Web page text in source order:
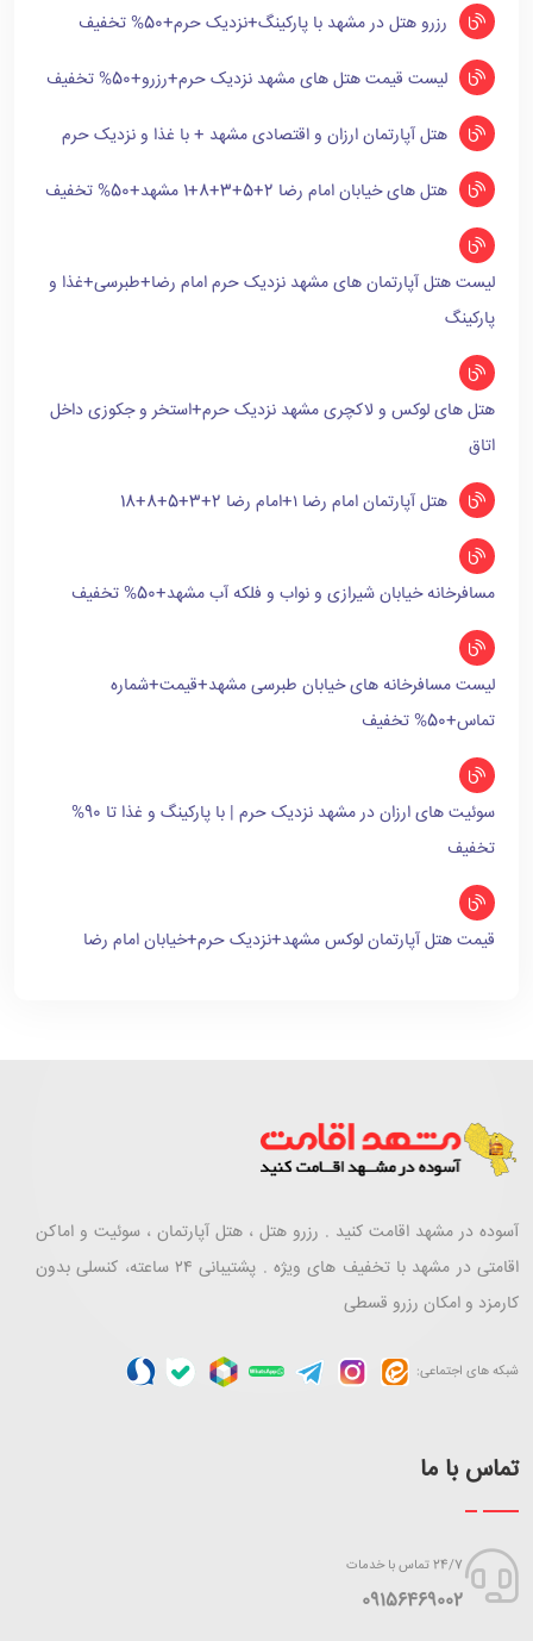
رزرو هتل در مشهد با پارکینگ+نزدیک حرم+50% تخفیف
لیست قیمت هتل های مشهد نزدیک حرم+رزرو+50% تخفیف
هتل آپارتمان ارزان و اقتصادی مشهد + با غذا و نزدیک حرم
هتل های خیابان امام رضا 2+5+3+8+1 مشهد+50% تخفیف
لیست هتل آپارتمان های مشهد نزدیک حرم امام رضا+طبرسی+غذا و
پارکینگ
هتل های لوکس و لاکچری مشهد نزدیک حرم+استخر و جکوزی داخل
اتاق
هتل آپارتمان امام رضا ۱+امام رضا 2+3+5+8+18
مسافرخانه خیابان شیرازی و نواب و فلکه آب مشهد+50% تخفیف
لیست مسافرخانه های خیابان طبرسی مشهد+قیمت+شماره
تماس+50% تخفیف
سوئیت های ارزان در مشهد نزدیک حرم | با پارکینگ و غذا تا 90%
تخفیف
قیمت هتل آپارتمان لوکس مشهد+نزدیک حرم+خیابان امام رضا
آسوده در مشهد اقامت کنید . رزرو هتل ، هتل آپارتمان ، سوئیت و اماکن
اقامتی در مشهد با تخفیف های ویژه . پشتیبانی ۲۴ ساعته، کنسلی بدون
کارمزد و امکان رزرو قسطی
شبکه های اجتماعی:
تماس با ما
24/7 تماس با خدمات
‪09156469002